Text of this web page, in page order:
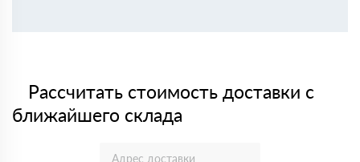
Рассчитать стоимость доставки с
ближайшего склада